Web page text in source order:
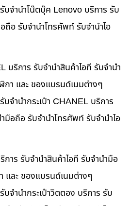
จำนำโน๊ตบุ๊ค Lenovo บริการ รับ
ถือ รับจำนำโทรศัพท์ รับจำนำไอ
บริการ รับจำนำสินค้าไอที รับจำนำ
กา และ ของแบรนด์เนมต่างๆ
จำนำกระเป๋า CHANEL บริการ
มือถือ รับจำนำโทรศัพท์ รับจำนำไอ
การ รับจำนำสินค้าไอที รับจำนำมือ
และ ของแบรนด์เนมต่างๆ
จำนำกระเป๋าวิตตอง บริการ รับ